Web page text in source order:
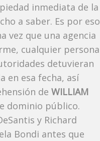
inmediata de la
a saber. Es por eso
vez que una agencia
cualquier persona
detuvieran
en esa fecha, así
de WILLIAM
dominio público.
y Richard
Bondi antes que